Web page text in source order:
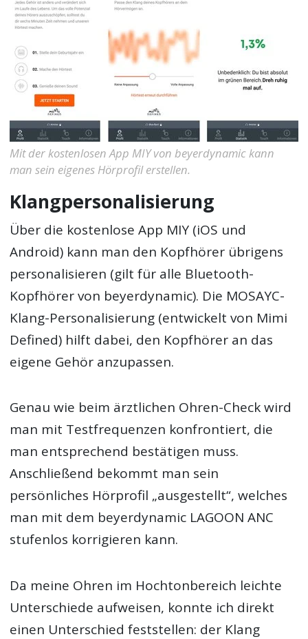
Mit der kostenlosen App MIY von beyerdynamic kann
man sein eigenes Hörprofil erstellen.
Klangpersonalisierung
Über die kostenlose App MIY (iOS und
Android) kann man den Kopfhörer übrigens
personalisieren (gilt für alle Bluetooth-
Kopfhörer von beyerdynamic). Die MOSAYC-
Klang-Personalisierung (entwickelt von Mimi
Defined) hilft dabei, den Kopfhörer an das
eigene Gehör anzupassen.
Genau wie beim ärztlichen Ohren-Check wird
man mit Testfrequenzen konfrontiert, die
man entsprechend bestätigen muss.
Anschließend bekommt man sein
persönliches Hörprofil „ausgestellt“, welches
man mit dem beyerdynamic LAGOON ANC
stufenlos korrigieren kann.
Da meine Ohren im Hochtonbereich leichte
Unterschiede aufweisen, konnte ich direkt
einen Unterschied feststellen: der Klang